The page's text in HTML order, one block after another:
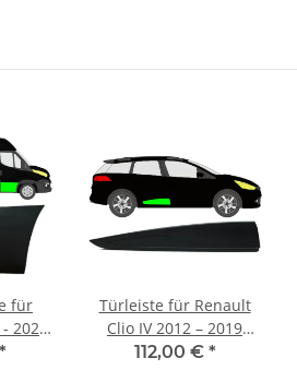
für
2021
Türleiste für Renault
Clio IV 2012 – 2019
hinten rechts
112,00 € *